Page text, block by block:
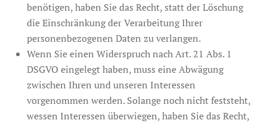
benötigen, haben Sie das Recht, statt der Löschung
die Einschränkung der Verarbeitung Ihrer
personenbezogenen Daten zu verlangen.
Wenn Sie einen Widerspruch nach Art. 21 Abs. 1
DSGVO eingelegt haben, muss eine Abwägung
zwischen Ihren und unseren Interessen
vorgenommen werden. Solange noch nicht feststeht,
wessen Interessen überwiegen, haben Sie das Recht,